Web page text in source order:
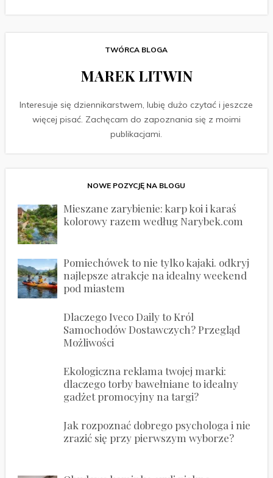
TWÓRCA BLOGA
MAREK LITWIN
Interesuje się dziennikarstwem, lubię dużo czytać i jeszcze
więcej pisać. Zachęcam do zapoznania się z moimi
publikacjami.
NOWE POZYCJĘ NA BLOGU
Mieszane zarybienie: karp koi i karaś
kolorowy razem według Narybek.com
Pomiechówek to nie tylko kajaki. odkryj
najlepsze atrakcje na idealny weekend
pod miastem
Dlaczego Iveco Daily to Król
Samochodów Dostawczych? Przegląd
Możliwości
Ekologiczna reklama twojej marki:
dlaczego torby bawełniane to idealny
gadżet promocyjny na targi?
Jak rozpoznać dobrego psychologa i nie
zrazić się przy pierwszym wyborze?